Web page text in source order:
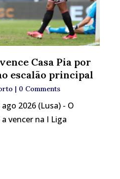
Casa Pia por
escalão principal
| 0 Comments
2026 (Lusa) - O
vencer na I Liga